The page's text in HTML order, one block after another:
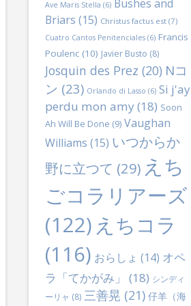
Ave Maris Stella (6) Bushes and
Briars (15) Christus factus est(7)
Cuatro Cantos Penitenciales(6) Francis
Poulenc(10) Javier Busto (8)
Josquin des Prez (20) Nコ
ン (23) Orlando di Lasso (6) Si j'ay
perdu mon amy(18) Soon
Ah Will Be Done (9) Vaughan
Williams (15) いつからか
野に立つて (29) えち
ごコラリアーズ
(122) えちコラ
(116) おらしょ (14) オペ
ラ「てかがみ」
(18) シンディ
ーリャ (8) 三善晃 (21) 仔羊（海